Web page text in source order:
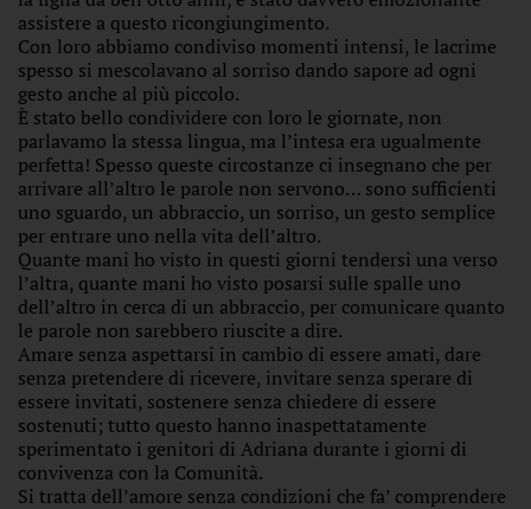
assistere a questo ricongiungimento.
Con loro abbiamo condiviso momenti intensi, le lacrime
spesso si mescolavano al sorriso dando sapore ad ogni
gesto anche al più piccolo.
È stato bello condividere con loro le giornate, non
parlavamo la stessa lingua, ma l’intesa era ugualmente
perfetta! Spesso queste circostanze ci insegnano che per
arrivare all’altro le parole non servono… sono sufficienti
uno sguardo, un abbraccio, un sorriso, un gesto semplice
per entrare uno nella vita dell’altro.
Quante mani ho visto in questi giorni tendersi una verso
l’altra, quante mani ho visto posarsi sulle spalle uno
dell’altro in cerca di un abbraccio, per comunicare quanto
le parole non sarebbero riuscite a dire.
Amare senza aspettarsi in cambio di essere amati, dare
senza pretendere di ricevere, invitare senza sperare di
essere invitati, sostenere senza chiedere di essere
sostenuti; tutto questo hanno inaspettatamente
sperimentato i genitori di Adriana durante i giorni di
convivenza con la Comunità.
Si tratta dell’amore senza condizioni che fa’ comprendere